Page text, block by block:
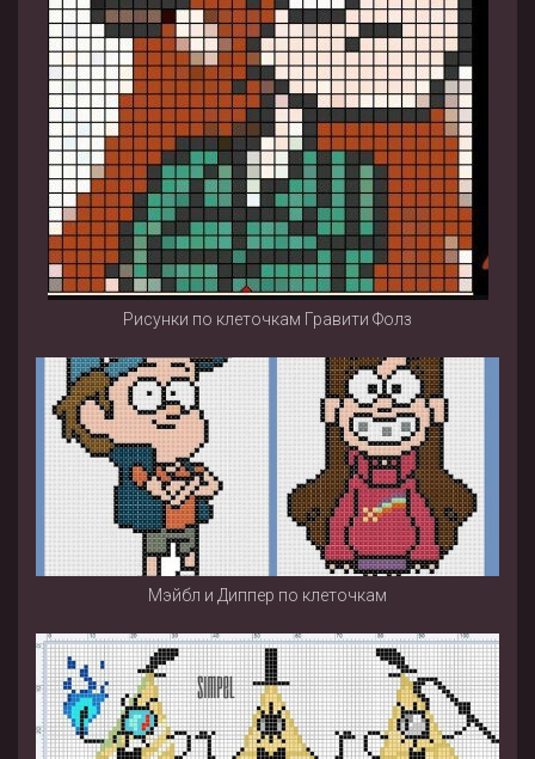
Рисунки по клеточкам Гравити Фолз
Мэйбл и Диппер по клеточкам